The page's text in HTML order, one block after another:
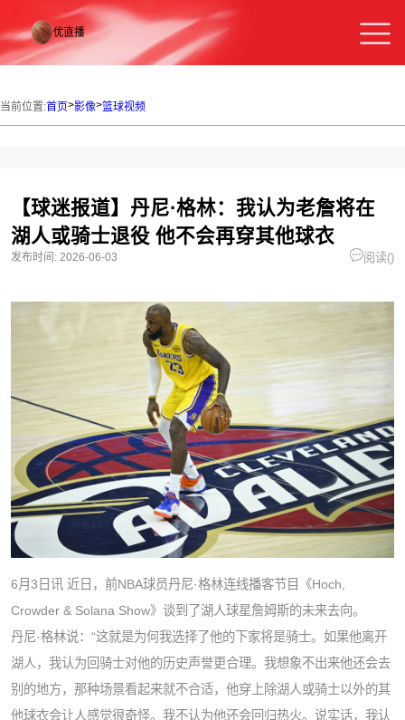
当前位置:首页>影像>篮球视频
【球迷报道】丹尼·格林：我认为老詹将在
湖人或骑士退役 他不会再穿其他球衣
发布时间: 2026-06-03 阅读()
6月3日讯 近日，前NBA球员丹尼·格林连线播客节目《Hoch,
Crowder & Solana Show》谈到了湖人球星詹姆斯的未来去向。
丹尼·格林说：“这就是为何我选择了他的下家将是骑士。如果他离开
湖人，我认为回骑士对他的历史声誉更合理。我想象不出来他还会去
别的地方，那种场景看起来就不合适，他穿上除湖人或骑士以外的其
他球衣会让人感觉很奇怪。我不认为他还会回归热火。说实话，我认